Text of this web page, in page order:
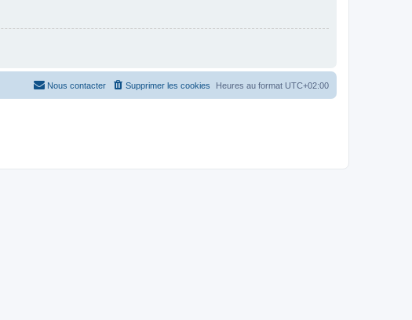
Heures au format UTC+02:00
Supprimer les cookies
Nous contacter